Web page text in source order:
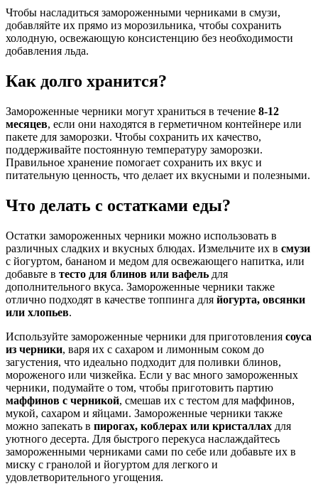
Чтобы насладиться замороженными черниками в смузи,
добавляйте их прямо из морозильника, чтобы сохранить
холодную, освежающую консистенцию без необходимости
добавления льда.
Как долго хранится?
Замороженные черники могут храниться в течение 8-12
месяцев, если они находятся в герметичном контейнере или
пакете для заморозки. Чтобы сохранить их качество,
поддерживайте постоянную температуру заморозки.
Правильное хранение помогает сохранить их вкус и
питательную ценность, что делает их вкусными и полезными.
Что делать с остатками еды?
Остатки замороженных черники можно использовать в
различных сладких и вкусных блюдах. Измельчите их в смузи
с йогуртом, бананом и медом для освежающего напитка, или
добавьте в тесто для блинов или вафель для
дополнительного вкуса. Замороженные черники также
отлично подходят в качестве топпинга для йогурта, овсянки
или хлопьев.
Используйте замороженные черники для приготовления соуса
из черники, варя их с сахаром и лимонным соком до
загустения, что идеально подходит для поливки блинов,
мороженого или чизкейка. Если у вас много замороженных
черники, подумайте о том, чтобы приготовить партию
маффинов с черникой, смешав их с тестом для маффинов,
мукой, сахаром и яйцами. Замороженные черники также
можно запекать в пирогах, коблерах или кристаллах для
уютного десерта. Для быстрого перекуса наслаждайтесь
замороженными черниками сами по себе или добавьте их в
миску с гранолой и йогуртом для легкого и
удовлетворительного угощения.